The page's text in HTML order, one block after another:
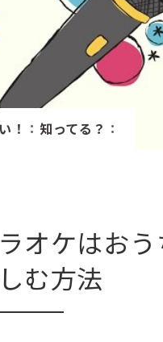
「モノ」
「ひと」
！ ： 知ってる？ ：
オケはお
む方法